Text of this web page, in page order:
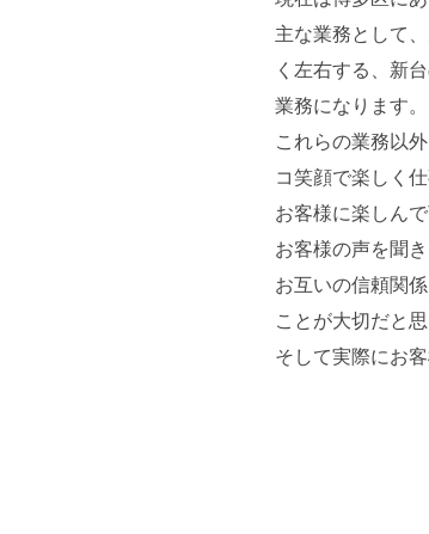
主な業務として
く左右する、新
業務になります。
これらの業務以
コ笑顔で楽しく
お客様に楽しん
お客様の声を聞
お互いの信頼関
ことが大切だと思
そして実際にお